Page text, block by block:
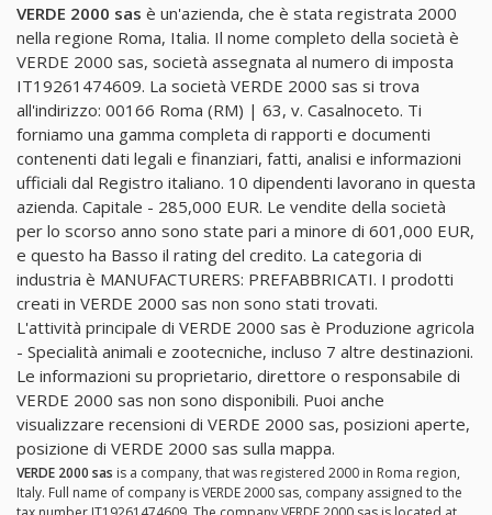
VERDE 2000 sas è un'azienda, che è stata registrata 2000
nella regione Roma, Italia. Il nome completo della società è
VERDE 2000 sas, società assegnata al numero di imposta
IT19261474609. La società VERDE 2000 sas si trova
all'indirizzo: 00166 Roma (RM) | 63, v. Casalnoceto. Ti
forniamo una gamma completa di rapporti e documenti
contenenti dati legali e finanziari, fatti, analisi e informazioni
ufficiali dal Registro italiano. 10 dipendenti lavorano in questa
azienda. Capitale - 285,000 EUR. Le vendite della società
per lo scorso anno sono state pari a minore di 601,000 EUR,
e questo ha Basso il rating del credito. La categoria di
industria è MANUFACTURERS: PREFABBRICATI. I prodotti
creati in VERDE 2000 sas non sono stati trovati.
L'attività principale di VERDE 2000 sas è Produzione agricola
- Specialità animali e zootecniche, incluso 7 altre destinazioni.
Le informazioni su proprietario, direttore o responsabile di
VERDE 2000 sas non sono disponibili. Puoi anche
visualizzare recensioni di VERDE 2000 sas, posizioni aperte,
posizione di VERDE 2000 sas sulla mappa.
VERDE 2000 sas is a company, that was registered 2000 in Roma region,
Italy. Full name of company is VERDE 2000 sas, company assigned to the